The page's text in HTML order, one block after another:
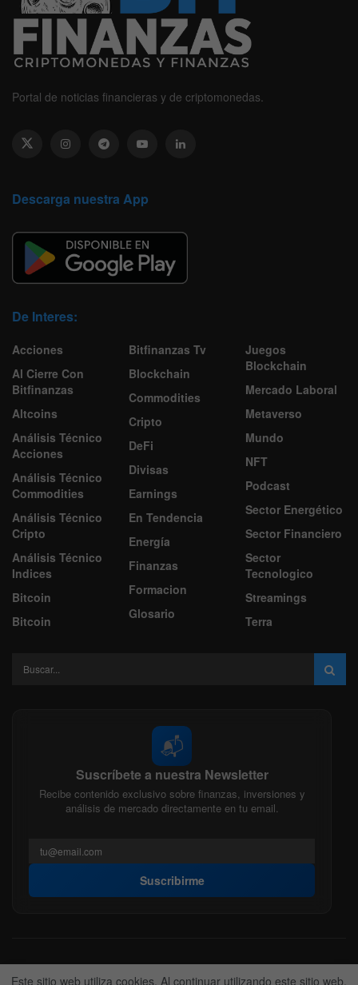
Portal de noticias financieras y de criptomonedas.
Descarga nuestra App
De Interes:
Acciones
Al Cierre Con
Bitfinanzas
Altcoins
Análisis Técnico
Acciones
Análisis Técnico
Commodities
Análisis Técnico
Cripto
Análisis Técnico
Indices
Bitcoin
Bitcoin
Bitfinanzas Tv
Blockchain
Commodities
Cripto
DeFi
Divisas
Earnings
En Tendencia
Energía
Finanzas
Formacion
Glosario
Juegos
Blockchain
Mercado Laboral
Metaverso
Mundo
NFT
Podcast
Sector Energético
Sector Financiero
Sector
Tecnologico
Streamings
Terra
📬
Suscríbete a nuestra Newsletter
Recibe contenido exclusivo sobre finanzas, inversiones y
análisis de mercado directamente en tu email.
Suscribirme
Acerca de nosotros Politica Editorial
Nuestro Equipo
Este sitio web utiliza cookies. Al continuar utilizando este sitio web,